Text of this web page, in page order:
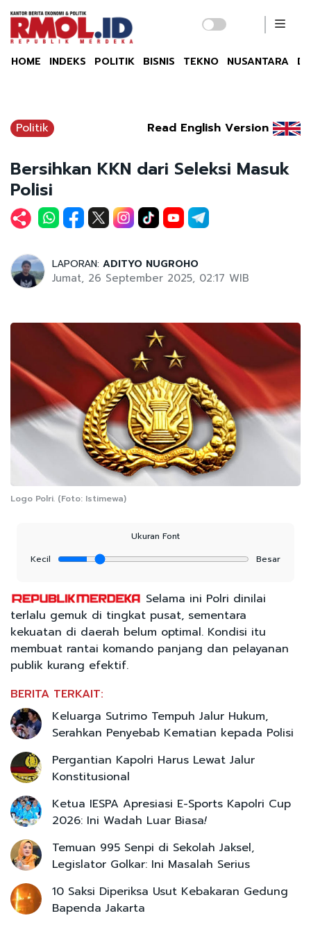
HOME INDEKS POLITIK BISNIS TEKNO NUSANTARA
Politik Read English Version
Bersihkan KKN dari Seleksi Masuk
Polisi
LAPORAN: ADITYO NUGROHO
Jumat, 26 September 2025, 02:17 WIB
Logo Polri. (Foto: Istimewa)
Ukuran Font
Kecil
Besar
Selama ini Polri dinilai
terlalu gemuk di tingkat pusat, sementara
kekuatan di daerah belum optimal. Kondisi itu
membuat rantai komando panjang dan pelayanan
publik kurang efektif.
BERITA TERKAIT:
Keluarga Sutrimo Tempuh Jalur Hukum,
Serahkan Penyebab Kematian kepada Polisi
Pergantian Kapolri Harus Lewat Jalur
Konstitusional
Ketua IESPA Apresiasi E-Sports Kapolri Cup
2026: Ini Wadah Luar Biasa!
Temuan 995 Senpi di Sekolah Jaksel,
Legislator Golkar: Ini Masalah Serius
10 Saksi Diperiksa Usut Kebakaran Gedung
Bapenda Jakarta